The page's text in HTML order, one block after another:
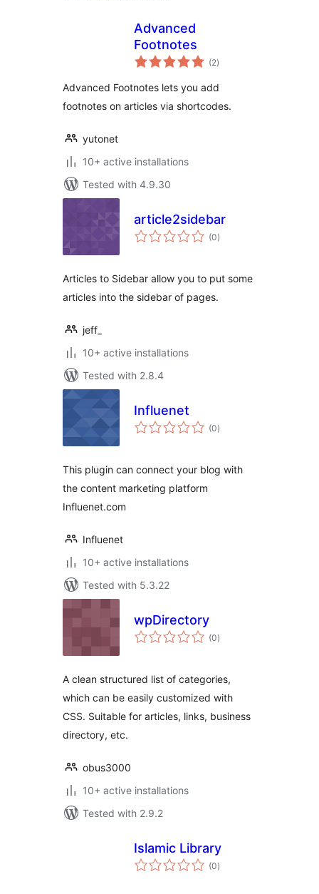
Advanced
Footnotes
(2total
ratings
)
Advanced Footnotes lets you add
footnotes on articles via shortcodes.
yutonet
10+ active installations
Tested with 4.9.30
article2sidebar
(0total
ratings
)
Articles to Sidebar allow you to put some
articles into the sidebar of pages.
jeff_
10+ active installations
Tested with 2.8.4
Influenet
(0total
ratings
)
This plugin can connect your blog with
the content marketing platform
Influenet.com
Influenet
10+ active installations
Tested with 5.3.22
wpDirectory
(0total
ratings
)
A clean structured list of categories,
which can be easily customized with
CSS. Suitable for articles, links, business
directory, etc.
obus3000
10+ active installations
Tested with 2.9.2
Islamic Library
(0total
ratings
)